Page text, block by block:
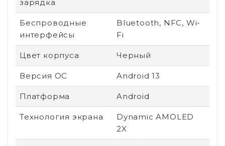
зарядка
Беспроводные
интерфейсы
Bluetooth, NFC, Wi-
Fi
Цвет корпуса Черный
Версия ОС Android 13
Платформа Android
Технология экрана
Dynamic AMOLED
2X